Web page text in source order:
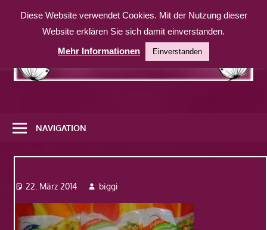
Inhalt
weitere
Website
NAVIGATION
22. März 2014 biggi
Diese Website verwendet Cookies. Mit der Nutzung dieser
Website erklären Sie sich damit einverstanden.
Mehr Informationen
Einverstanden